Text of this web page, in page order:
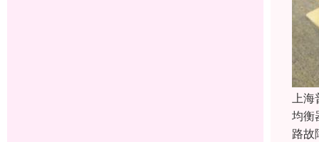
上海
均
路故